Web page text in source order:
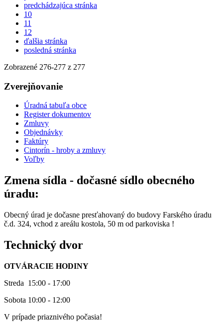
predchádzajúca stránka
10
11
12
ďalšia stránka
posledná stránka
Zobrazené 276-277 z 277
Zverejňovanie
Úradná tabuľa obce
Register dokumentov
Zmluvy
Objednávky
Faktúry
Cintorín - hroby a zmluvy
Voľby
Zmena sídla - dočasné sídlo obecného
úradu:
Obecný úrad je dočasne presťahovaný do budovy Farského úradu
č.d. 324, vchod z areálu kostola, 50 m od parkoviska !
Technický dvor
OTVÁRACIE HODINY
Streda 15:00 - 17:00
Sobota 10:00 - 12:00
V prípade priaznivého počasia!